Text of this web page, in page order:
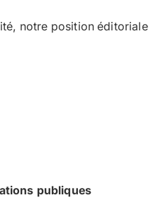
notre position éditoriale
publiques